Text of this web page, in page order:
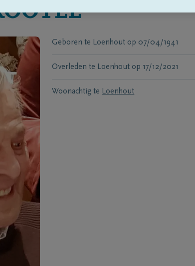
Geboren te Loenhout op 07/04/1941
Overleden te Loenhout op 17/12/2021
Woonachtig te Loenhout